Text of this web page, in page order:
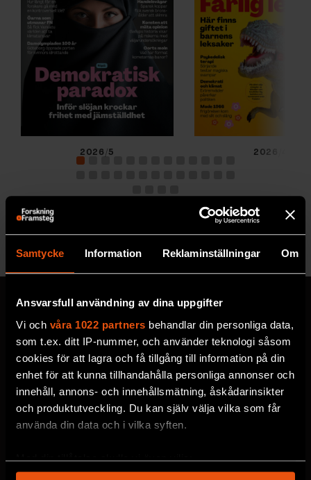
Samtycke Information Reklaminställningar Om
Ansvarsfull användning av dina uppgifter
Vi och våra 1022 partners behandlar din personliga data,
som t.ex. ditt IP-nummer, och använder teknologi såsom
cookies för att lagra och få tillgång till information på din
enhet för att kunna tillhandahålla personliga annonser och
innehåll, annons- och innehållsmätning, åskådarinsikter
och produktutveckling. Du kan själv välja vilka som får
använda din data och i vilka syften.
Med din tillåtelse skulle vi även vilja:
2026/5 2026/4
Se alla utgåvor
MISSA ALDRIG EN NYHET
Prenumerera på F&F:s
nyhetsbrev här!
prenumereraknappen. Läs om hur vi